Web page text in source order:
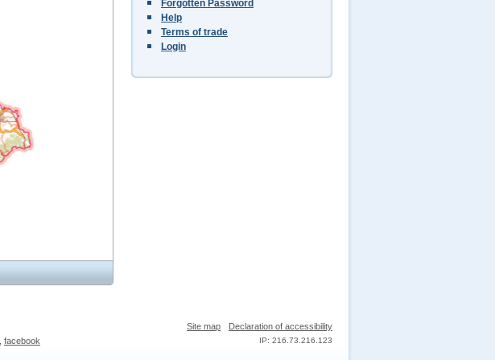
Forgotten Password
Help
Terms of trade
Login
Site map Declaration of accessibility
IP: 216.73.216.123
facebook